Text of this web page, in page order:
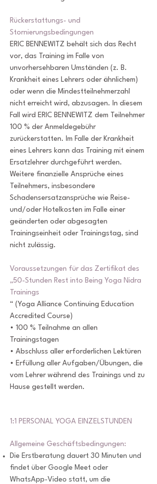
Rückerstattungs- und
Stornierungsbedingungen
ERIC BENNEWITZ behält sich das Recht
vor, das Training im Falle von
unvorhersehbaren Umständen (z. B.
Krankheit eines Lehrers oder ähnlichem)
oder wenn die Mindestteilnehmerzahl
nicht erreicht wird, abzusagen. In diesem
Fall wird ERIC BENNEWITZ dem Teilnehmer
100 % der Anmeldegebühr
zurückerstatten. Im Falle der Krankheit
eines Lehrers kann das Training mit einem
Ersatzlehrer durchgeführt werden.
Weitere finanzielle Ansprüche eines
Teilnehmers, insbesondere
Schadensersatzansprüche wie Reise-
und/oder Hotelkosten im Falle einer
geänderten oder abgesagten
Trainingseinheit oder Trainingstag, sind
nicht zulässig.
Voraussetzungen für das Zertifikat des
„50-Stunden Rest into Being Yoga Nidra
Trainings
“ (Yoga Alliance Continuing Education
Accredited Course)
• 100 % Teilnahme an allen
Trainingstagen
• Abschluss aller erforderlichen Lektüren
• Erfüllung aller Aufgaben/Übungen, die
vom Lehrer während des Trainings und zu
Hause gestellt werden.
1:1 PERSONAL YOGA EINZELSTUNDEN
Allgemeine Geschäftsbedingungen:
Die Erstberatung dauert 30 Minuten und
findet über Google Meet oder
WhatsApp-Video statt, um die